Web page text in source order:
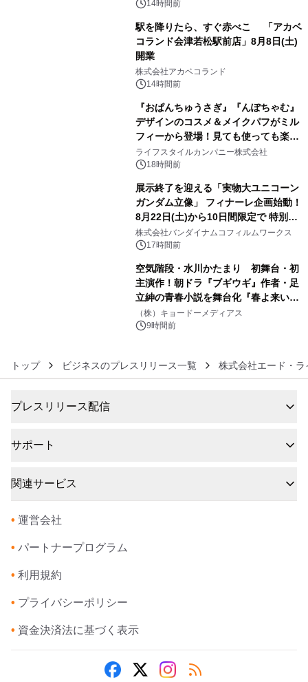
14時間前
駅を降りたら、すぐ赤べこ 「アカベ
コランド会津若松駅前店」8月8日(土)
開業
株式会社アカベコランド
14時間前
『おぱんちゅうさぎ』『んぽちゃむ』
デザインのコスメ＆メイクパフがミル
フィーから登場！見ても使っても楽し
い、ポップでキュートなコレクショ
ン。
ライフスタイルカンパニー株式会社
18時間前
展示終了を迎える「実物大ユニコーン
ガンダム立像」 フィナーレ企画始動！
8月22日(土)から10日間限定で 特別映
像『UNICORN GUNDAM Statue ―
BEYOND POSSIBILITY ―』を上映！
株式会社バンダイナムコフィルムワークス
17時間前
空気階段・水川かたまり 初舞台・初
主演作！朝ドラ『ブギウギ』作者・足
立紳の青春小説を舞台化『春よ来い、
マジで来い』キービジュアル解禁！
（株）キョードーメディアス
9時間前
トップ ビジネスのプレスリリース一覧 株式会社エード・ラ
プレスリリース配信
サポート
関連サービス
• 運営会社
• パートナープログラム
• 利用規約
• プライバシーポリシー
• 資金決済法に基づく表示